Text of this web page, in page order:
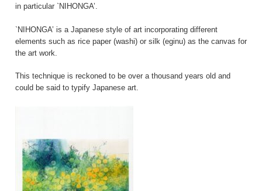
in particular `NIHONGA’.
`NIHONGA’ is a Japanese style of art incorporating different
elements such as rice paper (washi) or silk (eginu) as the canvas for
the art work.
This technique is reckoned to be over a thousand years old and
could be said to typify Japanese art.